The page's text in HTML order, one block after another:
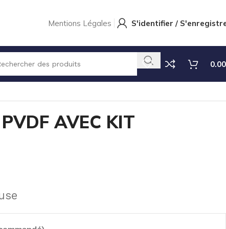
Mentions Légales S'identifier /
0.00
PVDF AVEC KIT ON/OFF
AVEC KIT